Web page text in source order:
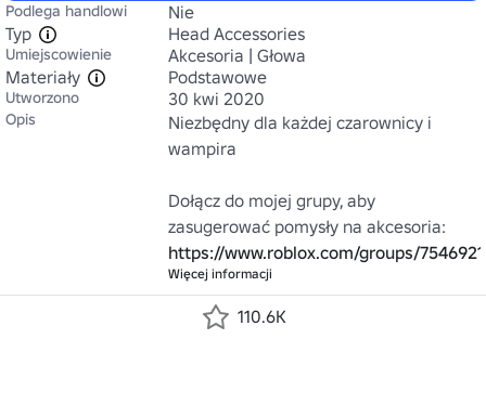
Podlega handlowi
Nie
Typ
Head Accessories
Umiejscowienie
Akcesoria | Głowa
Materiały
Podstawowe
Utworzono 30 kwi 2020
Opis
Niezbędny dla każdej czarownicy i
wampira
Dołącz do mojej grupy, aby
https://www.roblox.com/groups/
Więcej informacji
110.6K